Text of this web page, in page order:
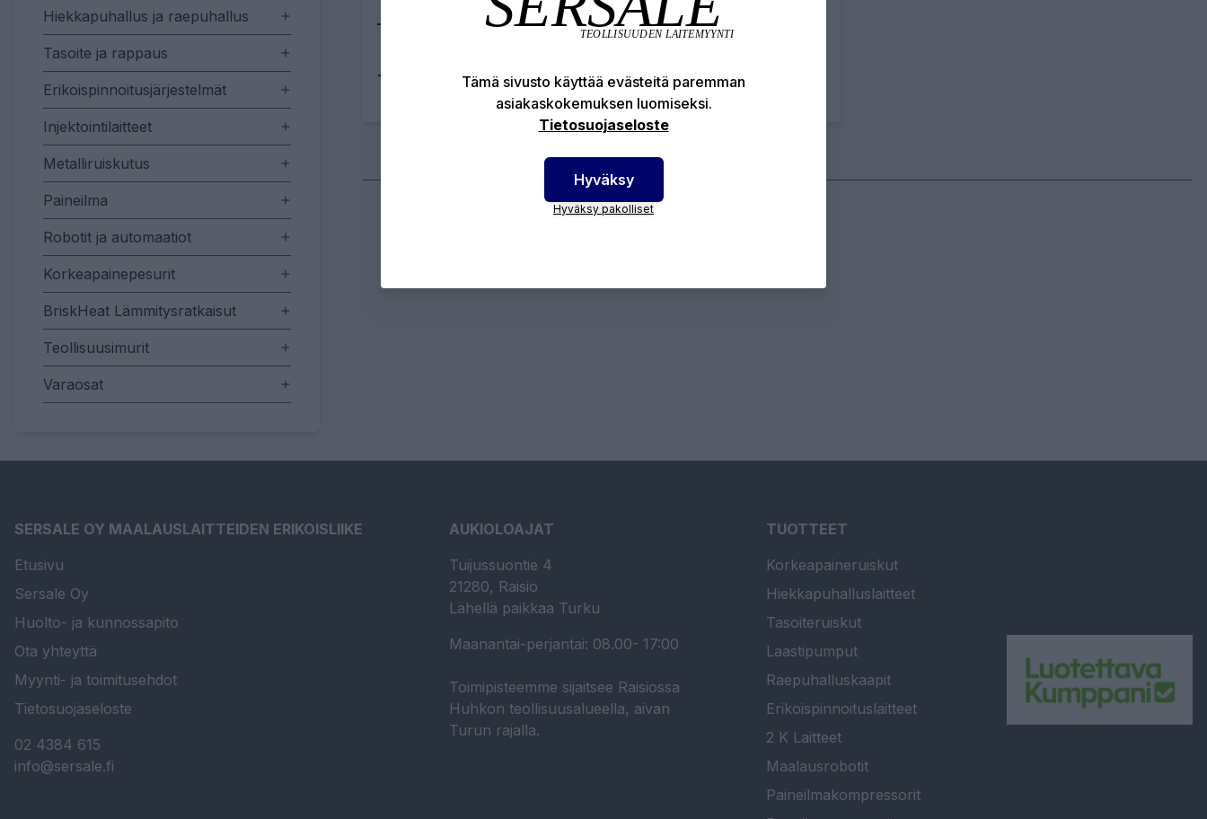
Hiekkapuhallus ja raepuhallus
Tasoite ja rappaus
Erikoispinnoitusjärjestelmät
Injektointilaitteet
Metalliruiskutus
Paineilma
Robotit ja automaatiot
Korkeapainepesurit
BriskHeat Lämmitysratkaisut
Teollisuusimurit
Varaosat
Tuotekuvaus Tekniset edut
Tuotenumero:10-805401710
SERSALE OY MAALAUSLAITTEIDEN ERIKOISLIIKE
Etusivu
Sersale Oy
Huolto- ja kunnossapito
Ota yhteyttä
Myynti- ja toimitusehdot
Tietosuojaseloste
02 4384 615
info@sersale.fi
AUKIOLOAJAT
Tuijussuontie 4
21280, Raisio
Lähellä paikkaa Turku
Maanantai-perjantai: 08.00- 17:00
Toimipisteemme sijaitsee Raisiossa
Huhkon teollisuusalueella, aivan
Turun rajalla.
TUOTTEET
Korkeapaineruiskut
Hiekkapuhalluslaitteet
Tasoiteruiskut
Laastipumput
Raepuhalluskaapit
Erikoispinnoituslaitteet
2 K Laitteet
Maalausrobotit
Paineilmakompressorit
Tämä sivusto käyttää evästeitä paremman
asiakaskokemuksen luomiseksi.
Tietosuojaseloste
Hyväksy
Hyväksy pakolliset